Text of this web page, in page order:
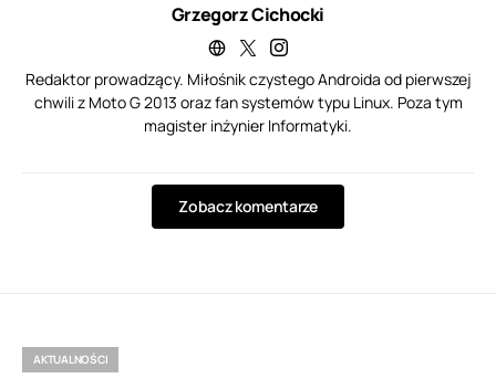
Grzegorz Cichocki
Redaktor prowadzący. Miłośnik czystego Androida od pierwszej
chwili z Moto G 2013 oraz fan systemów typu Linux. Poza tym
magister inżynier Informatyki.
Zobacz komentarze
AKTUALNOŚCI